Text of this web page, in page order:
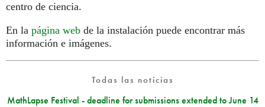
centro de ciencia.
En la página web de la instalación puede encontrar más
información e imágenes.
Todas las noticias
MathLapse Festival - deadline for submissions extended to June 14